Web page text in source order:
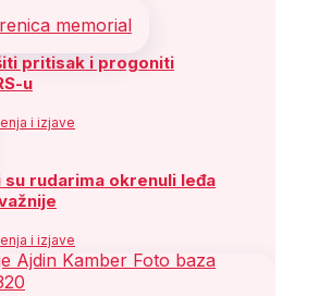
pritisak i progoniti
u
i izjave
rudarima okrenuli leđa
i izjave